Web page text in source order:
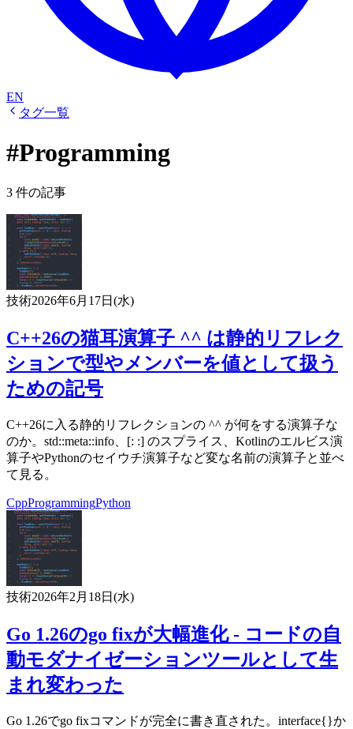
EN
タグ一覧
#Programming
3 件の記事
技術2026年6月17日(水)
C++26の猫耳演算子 ^^ は静的リフレク
ションで型やメンバーを値として扱う
ための記号
C++26に入る静的リフレクションの ^^ が何をする演算子な
のか。std::meta::info、[: :] のスプライス、Kotlinのエルビス演
算子やPythonのセイウチ演算子など変な名前の演算子と並べ
て見る。
CppProgrammingPython
技術2026年2月18日(水)
Go 1.26のgo fixが大幅進化 - コードの自
動モダナイゼーションツールとして生
まれ変わった
Go 1.26でgo fixコマンドが完全に書き直された。interface{}か